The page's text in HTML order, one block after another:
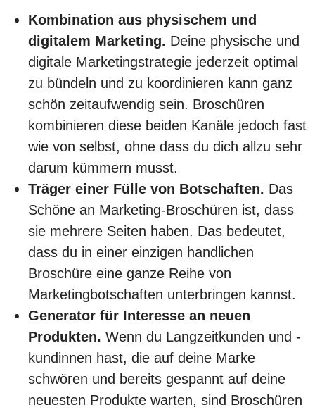
Kombination aus physischem und
digitalem Marketing. Deine physische und
digitale Marketingstrategie jederzeit optimal
zu bündeln und zu koordinieren kann ganz
schön zeitaufwendig sein. Broschüren
kombinieren diese beiden Kanäle jedoch fast
wie von selbst, ohne dass du dich allzu sehr
darum kümmern musst.
Träger einer Fülle von Botschaften. Das
Schöne an Marketing-Broschüren ist, dass
sie mehrere Seiten haben. Das bedeutet,
dass du in einer einzigen handlichen
Broschüre eine ganze Reihe von
Marketingbotschaften unterbringen kannst.
Generator für Interesse an neuen
Produkten. Wenn du Langzeitkunden und -
kundinnen hast, die auf deine Marke
schwören und bereits gespannt auf deine
neuesten Produkte warten, sind Broschüren